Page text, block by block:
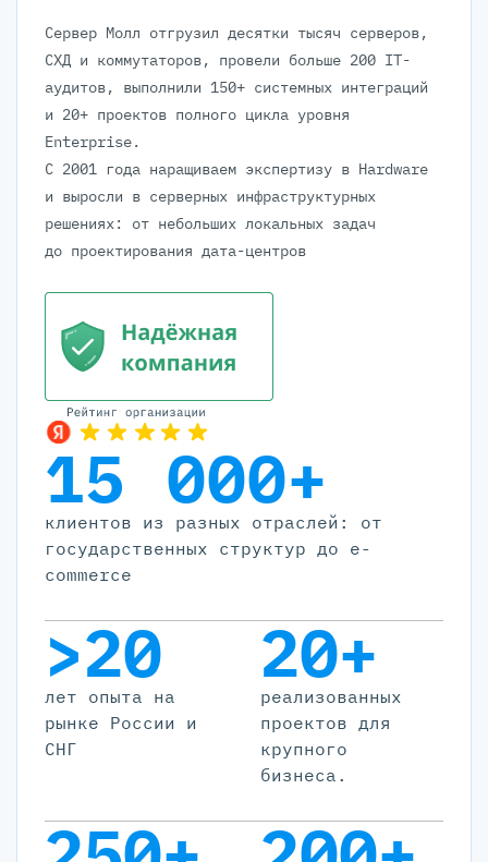
Сервер Молл отгрузил десятки тысяч серверов,
СХД и коммутаторов, провели больше 200 IT-
аудитов, выполнили 150+ системных интеграций
и 20+ проектов полного цикла уровня
Enterprise.
С 2001 года наращиваем экспертизу в Hardware
и выросли в серверных инфраструктурных
решениях: от небольших локальных задач
до проектирования дата-центров
15 000+
клиентов из разных отраслей: от
государственных структур до e-
commerce
>20
лет опыта на
рынке России и
СНГ
20+
реализованных
проектов для
крупного
бизнеса.